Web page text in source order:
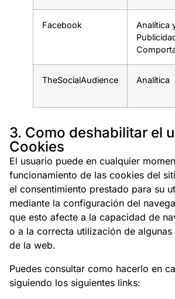
Facebook
Analítica
TheSocialAudience Analítica
3. Como deshabilitar el
Cookies
El usuario puede en cualquier
funcionamiento de las cookies del
el consentimiento prestado para su
mediante la configuración del
que esto afecte a la capacidad de
o a la correcta utilización de
de la web.
Puedes consultar como hacerlo en
siguiendo los siguientes links: